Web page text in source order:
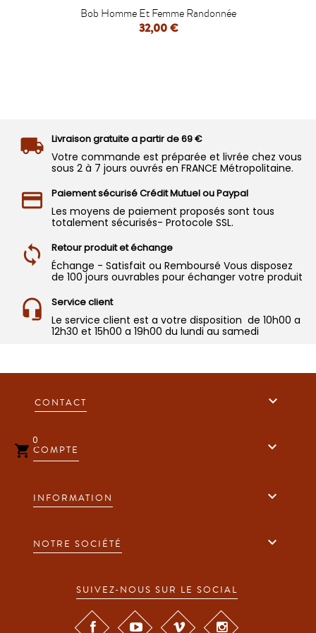
Bob Homme Et Femme Randonnée
32,00 €
Livraison gratuite a partir de 69 €
Votre commande est préparée et livrée chez vous
sous 2 à 7 jours ouvrés en FRANCE Métropolitaine.
Paiement sécurisé Crédit Mutuel ou Paypal
Les moyens de paiement proposés sont tous
totalement sécurisés- Protocole SSL.
Retour produit et échange
Échange - Satisfait ou Remboursé Vous disposez
de 100 jours ouvrables pour échanger votre produit
Service client
Le service client est a votre disposition de 10h00 a
12h30 et 15h00 a 19h00 du lundi au samedi
CONTACT 
COMPTE 
INFORMATION 
NOTRE SOCIÉTÉ 
SUIVEZ-NOUS SUR LE SOCIAL

0